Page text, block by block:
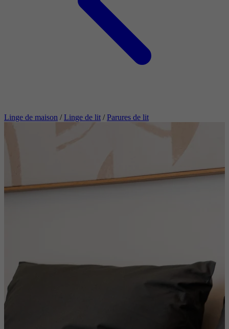
Linge de maison / Linge de lit / Parures de lit